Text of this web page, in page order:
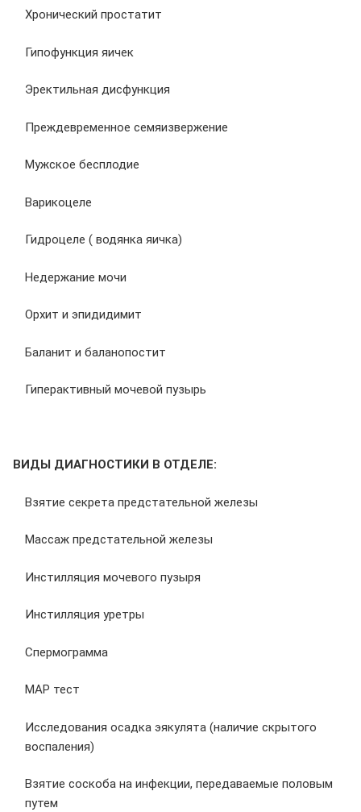
Хронический простатит
Гипофункция яичек
Эректильная дисфункция
Преждевременное семяизвержение
Мужское бесплодие
Варикоцеле
Гидроцеле ( водянка яичка)
Недержание мочи
Орхит и эпидидимит
Баланит и баланопостит
Гиперактивный мочевой пузырь
ВИДЫ ДИАГНОСТИКИ В ОТДЕЛЕ:
Взятие секрета предстательной железы
Массаж предстательной железы
Инстилляция мочевого пузыря
Инстилляция уретры
Спермограмма
МАР тест
Исследования осадка эякулята (наличие скрытого
воспаления)
Взятие соскоба на инфекции, передаваемые половым
путем